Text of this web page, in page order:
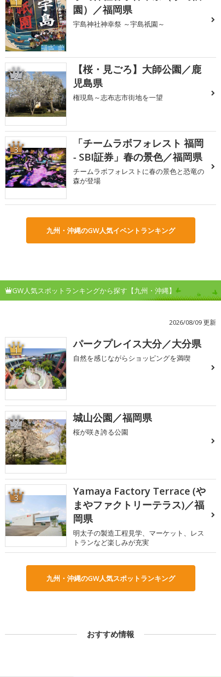
1
園）／福岡県
宇島神社神幸祭 ～宇島祇園～
2
【桜・見ごろ】大師公園／鹿
児島県
権現島～志布志市街地を一望
3
「チームラボフォレスト 福岡
- SBI証券」春の景色／福岡県
チームラボフォレストに春の景色と恐竜の
森が登場
九州・沖縄のGW人気イベントランキング
GW人気スポットランキングから探す【九州・沖縄】
2026/08/09 更新
1 パークプレイス大分／大分県
自然を感じながらショッピングを満喫
2 城山公園／福岡県
桜が咲き誇る公園
3
Yamaya Factory Terrace (や
まやファクトリーテラス)／福
岡県
明太子の製造工程見学、マーケット、レス
トランなど楽しみが充実
九州・沖縄のGW人気スポットランキング
おすすめ情報